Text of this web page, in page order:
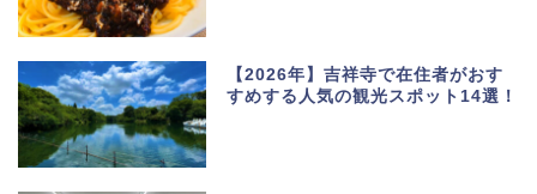
【2026年】吉祥寺で在住者がおす
すめする人気の観光スポット14選！